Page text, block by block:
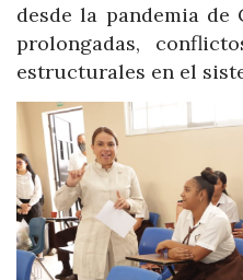
desde la pandemia de
prolongadas,
estructurales en el